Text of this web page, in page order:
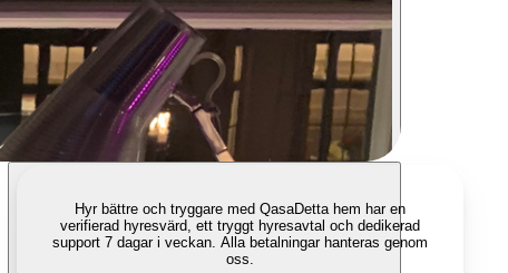
Hyr bättre och tryggare med QasaDetta hem har en
verifierad hyresvärd, ett tryggt hyresavtal och dedikerad
support 7 dagar i veckan. Alla betalningar hanteras genom
oss.